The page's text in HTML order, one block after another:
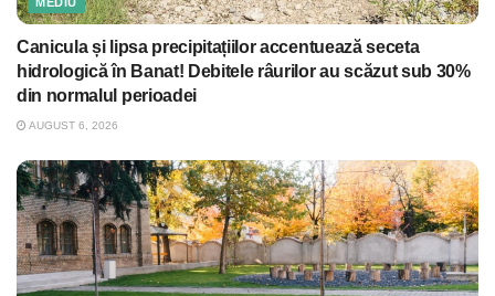
MEDIU
Canicula și lipsa precipitațiilor accentuează seceta
hidrologică în Banat! Debitele râurilor au scăzut sub 30%
din normalul perioadei
AUGUST 6, 2026